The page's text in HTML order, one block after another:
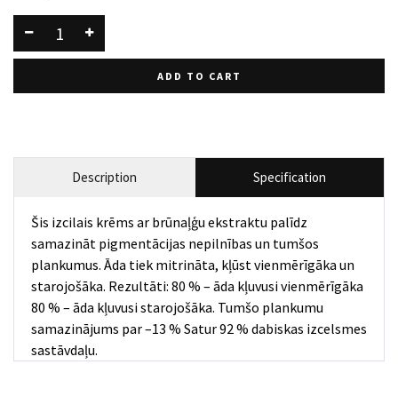
ADD TO CART
Description Specification
Šis izcilais krēms ar brūnaļģu ekstraktu palīdz
samazināt pigmentācijas nepilnības un tumšos
plankumus. Āda tiek mitrināta, kļūst vienmērīgāka un
starojošāka. Rezultāti: 80 % – āda kļuvusi vienmērīgāka
80 % – āda kļuvusi starojošāka. Tumšo plankumu
samazinājums par –13 % Satur 92 % dabiskas izcelsmes
sastāvdaļu.